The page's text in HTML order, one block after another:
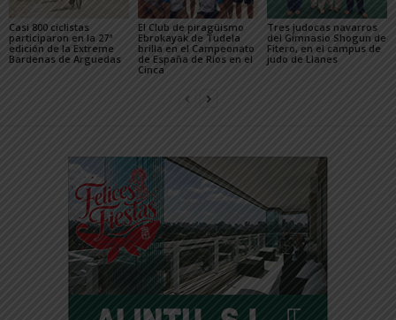
Casi 800 ciclistas
participaron en la 27ª
edición de la Extreme
Bardenas de Arguedas
El Club de piragüismo
Ebrokayak de Tudela
brilla en el Campeonato
de España de Ríos en el
Cinca
Tres judocas navarros
del Gimnasio Shogun de
Fitero, en el campus de
judo de Llanes